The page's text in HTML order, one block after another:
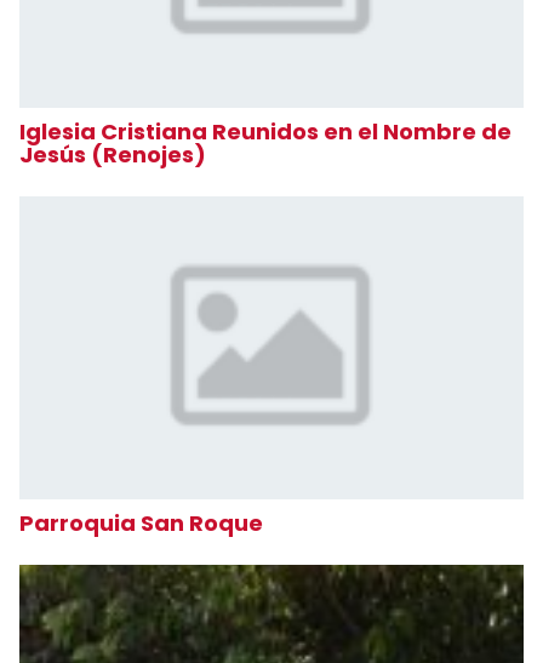
Iglesia Cristiana Reunidos en el Nombre de
Jesús (Renojes)
Parroquia San Roque